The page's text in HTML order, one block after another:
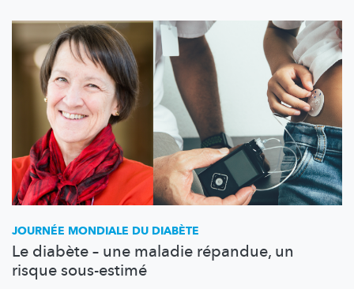
JOURNÉE MONDIALE DU DIABÈTE
Le diabète – une maladie répandue, un
risque sous-estimé